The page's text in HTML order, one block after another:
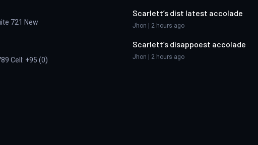
721 New
Cell: +95 (0)
Scarlett’s dist latest accolade
Jhon | 2 hours ago
Scarlett’s disappoest accolade
Jhon | 2 hours ago